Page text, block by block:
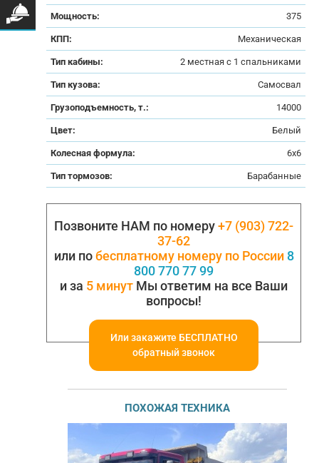
Мощность: 375
КПП: Механическая
Тип кабины: 2 местная с 1 спальниками
Тип кузова: Самосвал
Грузоподъемность, т.: 14000
Цвет: Белый
Колесная формула: 6x6
Тип тормозов: Барабанные
Позвоните НАМ по номеру+7 (903) 722-
37-62
или побесплатному номеру по России 8
800 770 77 99
и за 5 минут Мы ответим на все Ваши
вопросы!
Или закажите БЕСПЛАТНО
обратный звонок
ПОХОЖАЯ ТЕХНИКА